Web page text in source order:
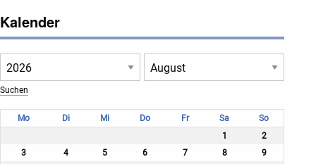
Kalender
Mo Di Mi Do Fr Sa
So
1
2
3
4 5 6 7 8
9